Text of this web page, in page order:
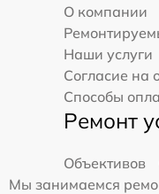
О компании
Наши услуги
Согласие на
Способы
Ремонт
Объективов
Мы занимаемся